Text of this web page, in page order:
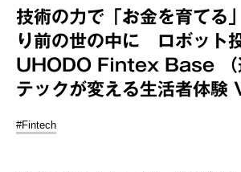
技術の力で「お金を育てる
り前の世の中に ロボット
UHODO Fintex Base （
テックが変える生活者体験
#Fintech